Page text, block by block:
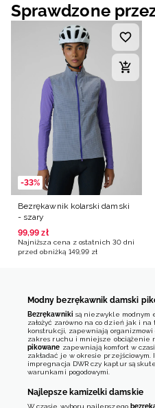
Sprawdzone
-33%
Bezrękawnik kolarski damski
- szary
99,99 zł
Najniższa cena z ostatnich 30 dni
przed obniżką 149,99 zł
Modny bezrękawnik damski
Bezrękawniki są niezwykle modnym
założyć zarówno na co dzień jak i
konstrukcji, zapewniają
zakres ruchu i mniejsze obciążenie
pikowane zapewniają komfort w
zakładać je w okresie
impregnacja DWR czy kaptur są
warunkami pogodowymi.
Najlepsze kamizelki damskie
W czasie wyboru najlepszego